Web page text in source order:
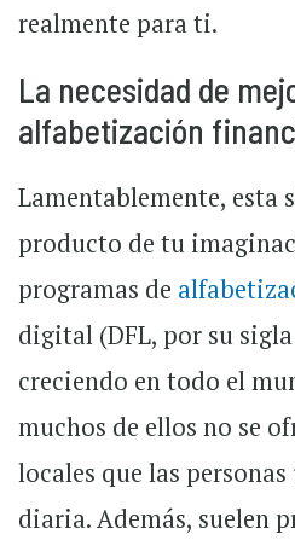
realmente para ti.
La necesidad de
alfabetización
Lamentablemente, esta
producto de tu
programas de
digital (DFL, por su
creciendo en todo el
muchos de ellos no se
locales que las
diaria. Además, suelen